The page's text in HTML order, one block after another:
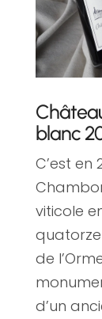
blanc
C’est en
viticole
de
d’un